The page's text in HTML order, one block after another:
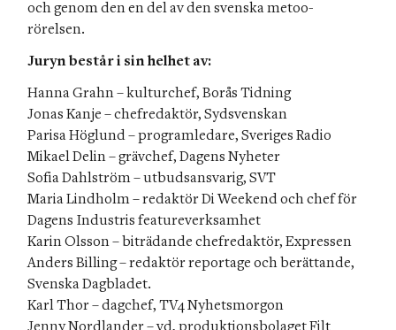
och genom den en del av den svenska metoo-
rörelsen.
Juryn består i sin helhet av:
Hanna Grahn – kulturchef, Borås Tidning
Jonas Kanje – chefredaktör, Sydsvenskan
Parisa Höglund – programledare, Sveriges Radio
Mikael Delin – grävchef, Dagens Nyheter
Sofia Dahlström – utbudsansvarig, SVT
Maria Lindholm – redaktör Di Weekend och chef för
Dagens Industris featureverksamhet
Karin Olsson – biträdande chefredaktör, Expressen
Anders Billing – redaktör reportage och berättande,
Svenska Dagbladet.
Karl Thor – dagchef, TV4 Nyhetsmorgon
Jenny Nordlander – vd, produktionsbolaget Filt